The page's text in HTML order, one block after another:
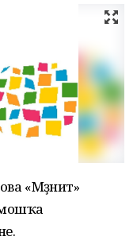
«Мәҙәниәт»